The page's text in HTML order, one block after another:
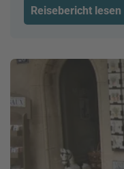
Reisebericht lesen